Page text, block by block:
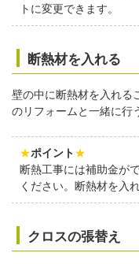
トに変更できます。
断熱材を入れる
壁の中に断熱材を入れる
のリフォームと一緒に行
★ポイント★
断熱工事には補助金が
ください。断熱材を入
クロスの張替え